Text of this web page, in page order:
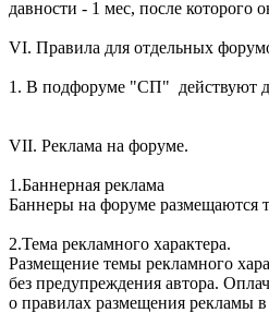
давности - 1 мес, после
VI. Правила для отдельных
1. В подфоруме "СП" действуют
VII. Реклама на форуме.
1.Баннерная реклама
Баннеры на форуме размещаются
2.Тема рекламного характера.
Размещение темы рекламного
без предупреждения автора.
о правилах размещения